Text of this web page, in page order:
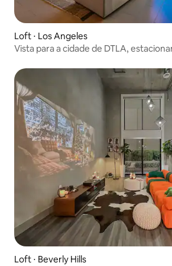
Loft ⋅ Los Angeles
Vista para a cidade de DTLA,
Loft ⋅ Beverly Hills